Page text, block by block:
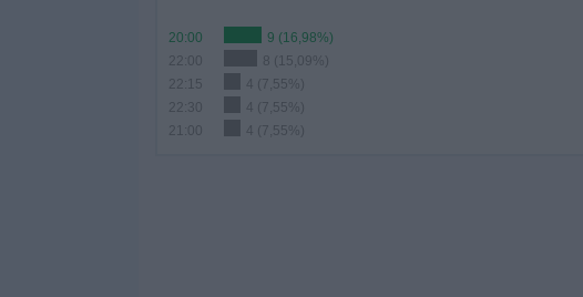
20:00
9 (16,98%)
22:00
8 (15,09%)
22:15
4 (7,55%)
22:30
4 (7,55%)
21:00
4 (7,55%)